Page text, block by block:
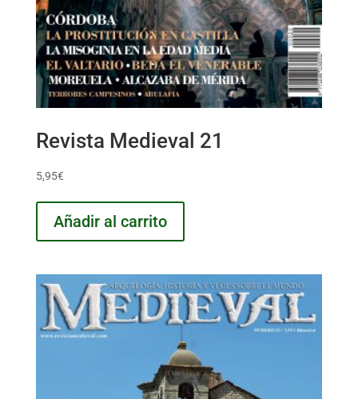
Revista Medieval 21
5,95€
Añadir al carrito